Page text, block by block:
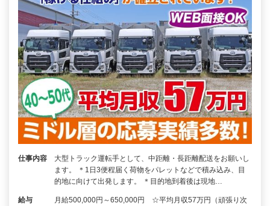
仕事内容
大型トラック運転手として、中距離・長距離配送をお願いし
ます。 ＊1日3便程届く荷物をパレットなどで積み込み、目
的地に向けて出発します。 ＊目的地到着後は現地…
給与
月給500,000円～650,000円 ☆平均月収57万円（頑張り次